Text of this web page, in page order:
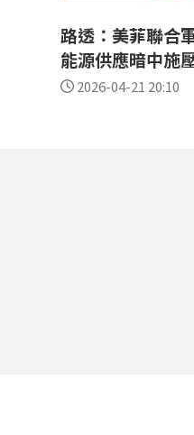
路透：美菲聯合
能源供應暗中施
2026-04-21 20:10